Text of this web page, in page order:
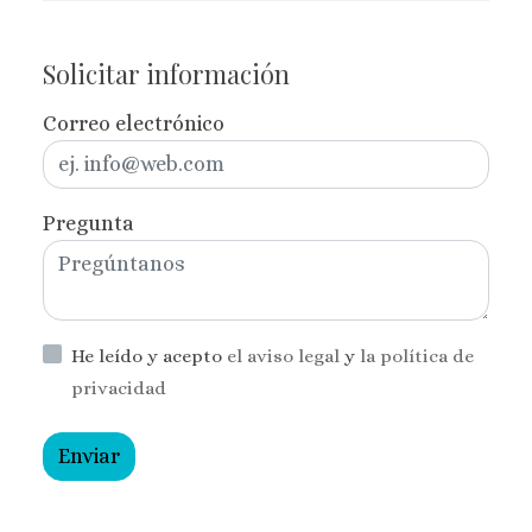
Solicitar información
Correo electrónico
Pregunta
He leído y acepto el aviso legal y la política de
privacidad
Enviar